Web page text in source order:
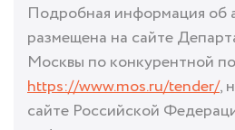
Подробная информация об
размещена на сайте
Москвы по конкурентной
https://www.mos.ru/tender/,
сайте Российской